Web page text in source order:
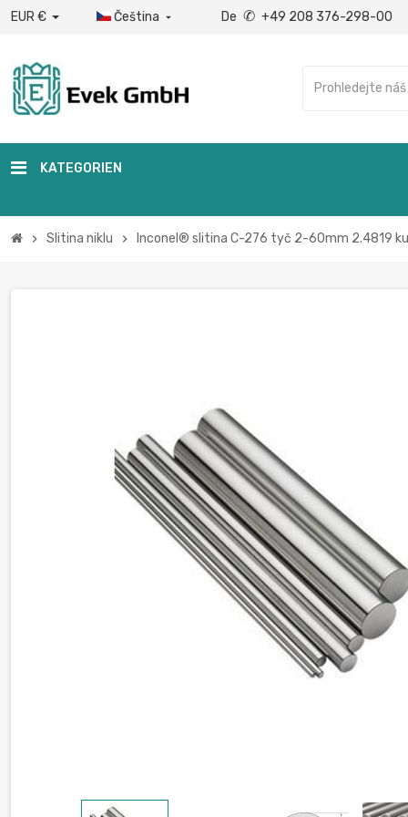
EUR € Čeština  De ✆ +49 208 376-298-00
KATEGORIEN
chevron_right Slitina niklu chevron_right Inconel® slitina C-276 tyč 2-60mm 2.4819